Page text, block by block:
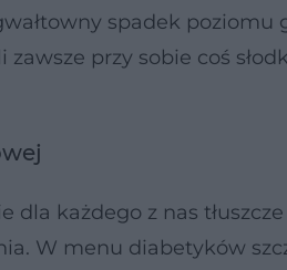
spadek poziomu
przy sobie coś
dla każdego z nas
W menu diabetyków